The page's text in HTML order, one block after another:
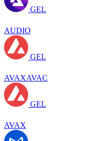
GEL
AUDIO
GEL
AVAXAVAC
GEL
AVAX